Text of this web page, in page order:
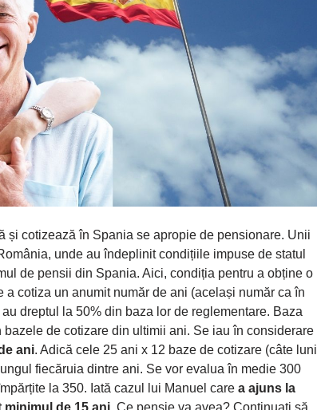
și cotizează în Spania se apropie de pensionare. Unii
unde au îndeplinit condițiile impuse de statul
de pensii din Spania. Aici, condiția pentru a obține o
a cotiza un anumit număr de ani (același număr ca în
dreptul la 50% din baza lor de reglementare. Baza
de cotizare din ultimii ani. Se iau în considerare
ani. Adică cele 25 ani x 12 baze de cotizare (câte luni
fiecăruia dintre ani. Se vor evalua în medie 300
la 350. Iată cazul lui Manuel care a ajuns la
de 15 ani. Ce pensie va avea? Continuați să